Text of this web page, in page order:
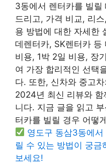
3동에서 렌터카를 빌릴
드리고, 가격 비교, 리
용 방법에 대한 자세한
데렌터카, SK렌터카 등
비용, 1박 2일 비용, 장
여 가장 합리적인 선택
다. 또한, 신차와 중고
2024년 최신 리뷰와
니다. 지금 글을 읽고
터카를 빌릴 경우 어떻
영도구 동삼3동에
릴 수 있는 방법이 궁금
보세요!